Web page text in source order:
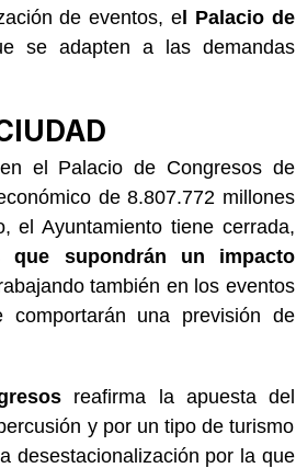
de eventos, el Palacio de
se adapten a las demandas
en el Palacio de Congresos de
de 8.807.772 millones
el Ayuntamiento tiene cerrada,
que supondrán un impacto
también en los eventos
una previsión de
reafirma la apuesta del
y por un tipo de turismo
desestacionalización por la que